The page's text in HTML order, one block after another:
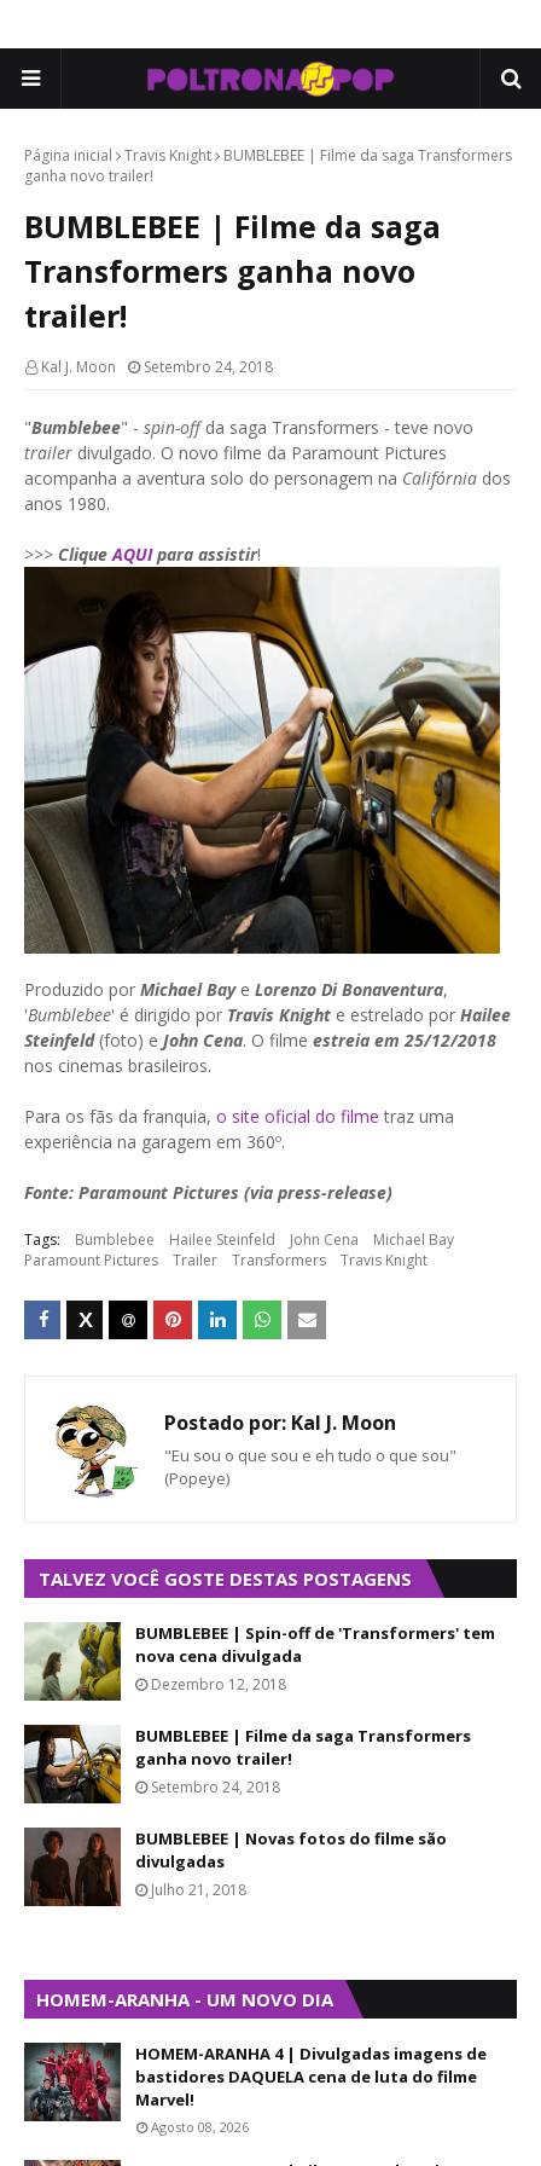
Página inicial Travis Knight
BUMBLEBEE | Filme da saga Transformers
ganha novo trailer!
BUMBLEBEE | Filme da saga
Transformers ganha novo
trailer!
Kal J. Moon Setembro 24, 2018
"Bumblebee" - spin-offda saga Transformers - teve novo
trailer divulgado. O novo filme da Paramount Pictures
acompanha a aventura solo do personagem na Califórnia dos
anos 1980.
>>> CliqueAQUIpara assistir!
Produzido por Michael Baye Lorenzo Di Bonaventura,
'Bumblebee' é dirigido por Travis Knight e estrelado por Hailee
Steinfeld(foto) e John Cena. O filme estreia em 25/12/2018
nos cinemas brasileiros.
Para os fãs da franquia, o site oficial do filme traz uma
experiência na garagem em 360º.
Fonte: Paramount Pictures (via press-release)
Tags: Bumblebee Hailee Steinfeld John Cena
Michael Bay
Paramount Pictures
Trailer Transformers Travis Knight
Postado por: Kal J. Moon
"Eu sou o que sou e eh tudo o que sou"
(Popeye)
TALVEZ VOCÊ GOSTE DESTAS POSTAGENS
BUMBLEBEE | Spin-off de 'Transformers' tem
nova cena divulgada
Dezembro 12, 2018
BUMBLEBEE | Filme da saga Transformers
ganha novo trailer!
Setembro 24, 2018
BUMBLEBEE | Novas fotos do filme são
divulgadas
Julho 21, 2018
HOMEM-ARANHA - UM NOVO DIA
HOMEM-ARANHA 4 | Divulgadas imagens de
bastidores DAQUELA cena de luta do filme
Marvel!
Agosto 08, 2026